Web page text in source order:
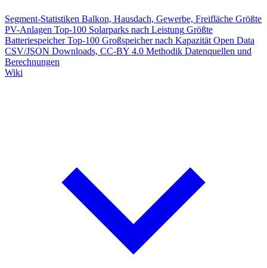
Segment-Statistiken Balkon, Hausdach, Gewerbe, Freifläche Größte
PV-Anlagen Top-100 Solarparks nach Leistung Größte
Batteriespeicher Top-100 Großspeicher nach Kapazität Open Data
CSV/JSON Downloads, CC-BY 4.0 Methodik Datenquellen und
Berechnungen
Wiki